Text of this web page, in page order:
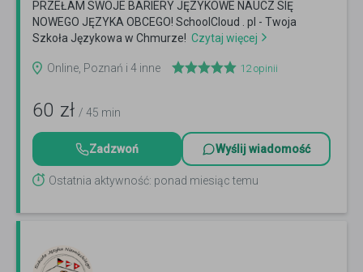
PRZEŁAM SWOJE BARIERY JĘZYKOWE NAUCZ SIĘ
NOWEGO JĘZYKA OBCEGO! SchoolCloud . pl - Twoja
Szkoła Językowa w Chmurze! Czytaj więcej
Online, Poznań i 4 inne 12opinii
60 zł / 45 min
Zadzwoń Wyślij wiadomość
Ostatnia aktywność: ponad miesiąc temu